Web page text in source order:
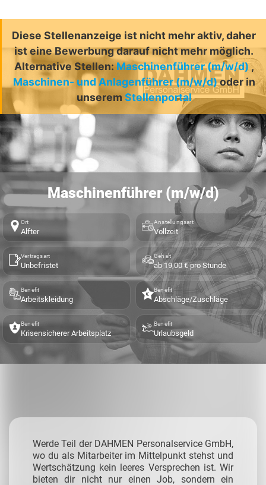
Diese Stellenanzeige ist nicht mehr aktiv, daher
ist eine Bewerbung darauf nicht mehr möglich.
Alternative Stellen:Maschinenführer (m/w/d),
Maschinen- und Anlagenführer (m/w/d)oder in
unserem Stellenportal
Maschinenführer (m/w/d)
Ort
Alfter
Anstellungsart
Vollzeit
Vertragsart
Unbefristet
Gehalt
ab 19,00 € pro Stunde
Benefit
Arbeitskleidung
Benefit
Abschläge/Zuschläge
Benefit
Krisensicherer Arbeitsplatz
Benefit
Urlaubsgeld
Werde Teil der DAHMEN Personalservice GmbH,
wo du als Mitarbeiter im Mittelpunkt stehst und
Wertschätzung kein leeres Versprechen ist. Wir
bieten dir nicht nur einen Job, sondern ein